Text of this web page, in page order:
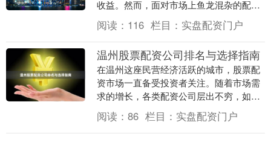
收益。然而，面对市场上鱼龙混杂的配资
平台，如何选择一家**正规安全**、**可查
可验**的....
阅读： 116 栏目： 实盘配资门户
温州股票配资公司排名与选择指南
在温州这座民营经济活跃的城市，股票配
资市场一直备受投资者关注。随着市场需
求的增长，各类配资公司层出不穷，如何
从众多机构中筛选出正规、可靠的合作
方，成为投资者面临....
阅读： 86 栏目： 实盘配资门户